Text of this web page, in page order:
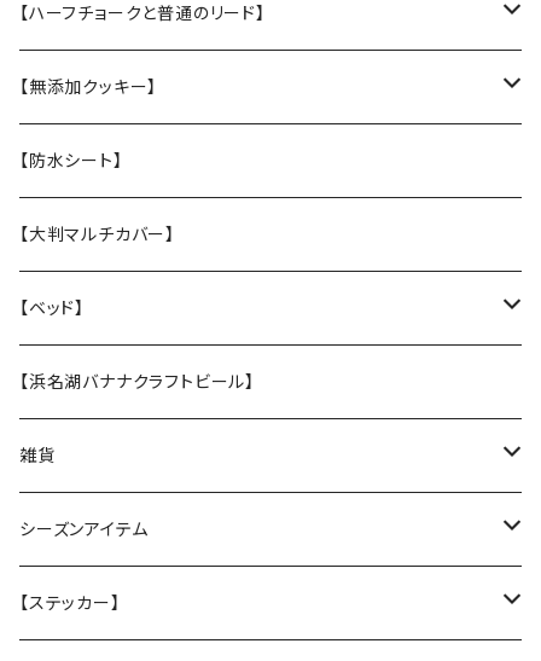
・M中型犬用 高さある子
【張替え】布部分を新品に交換
・L大型犬 走る・登る・アクティブ系
・M 中型犬用 コーギー・ボーダー・柴犬
・S 小型犬用 小さい子はこちら
・【張替え】布部分を新品に交換
【ハーフチョークと普通のリード】
・【L】レトリバーサイズ（横幅2.5cm）
・【M】中型犬サイズ(横幅2cm）
・【S】 小型犬サイズ（横幅1,5cm）
・【張替え】布部分を新品に交換
【無添加クッキー】
うちの子オリジナル
お悔やみクッキー
ホリデークッキー
【防水シート】
【大判マルチカバー】
【ベッド】
★なみなみウレタンのオーソペディックカドラー
丈夫なツイル地カバー
防水カバー
★ふわふわラウンドベッド
丈夫なツイル地カバー
厚手キルティングツイル地カバー
★中身とカバーのセット
★カバー単品
【浜名湖バナナクラフトビール】
雑貨
クリスマスグリーティングカード
Tuffy
シーズンアイテム
レインコート
【ステッカー】